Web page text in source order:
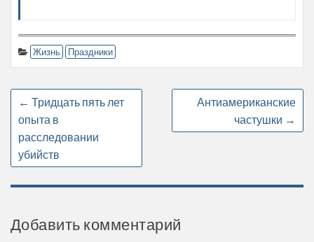
Жизнь Праздники
← Тридцать пять лет
опыта в
расследовании
убийств
Антиамериканские
частушки →
Добавить комментарий